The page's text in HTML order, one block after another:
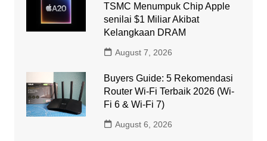
TSMC Menumpuk Chip Apple
senilai $1 Miliar Akibat
Kelangkaan DRAM
August 7, 2026
Buyers Guide: 5 Rekomendasi
Router Wi-Fi Terbaik 2026 (Wi-
Fi 6 & Wi-Fi 7)
August 6, 2026